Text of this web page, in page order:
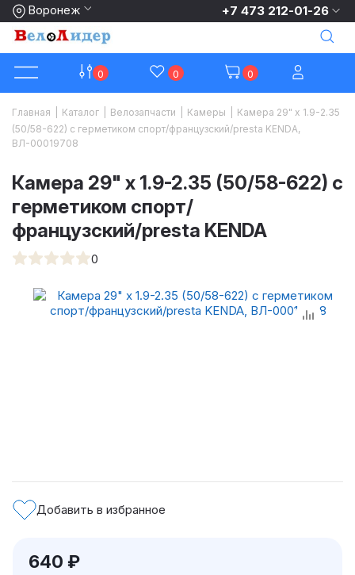
Воронеж +7 473 212-01-26
0 0 0
Главная Каталог Велозапчасти Камеры
Камера 29" x 1.9-2.35
(50/58-622) с герметиком спорт/французский/presta KENDA,
ВЛ-00019708
Камера 29" x 1.9-2.35 (50/58-622) с
герметиком спорт/
французский/presta KENDA
0
Добавить в избранное
640 ₽